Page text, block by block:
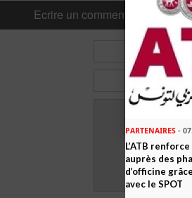
Ecrire un commentaire
PARTENAIRES -
L’ATB
auprès des
d’officine
avec le SPOT